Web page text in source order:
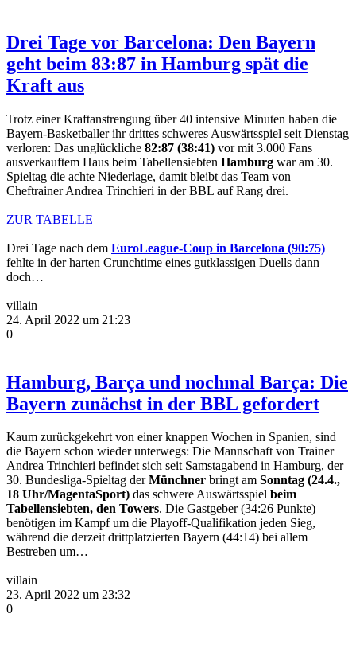
Drei Tage vor Barcelona: Den Bayern
geht beim 83:87 in Hamburg spät die
Kraft aus
Trotz einer Kraftanstrengung über 40 intensive Minuten haben die
Bayern-Basketballer ihr drittes schweres Auswärtsspiel seit Dienstag
verloren: Das unglückliche 82:87 (38:41) vor mit 3.000 Fans
ausverkauftem Haus beim Tabellensiebten Hamburg war am 30.
Spieltag die achte Niederlage, damit bleibt das Team von
Cheftrainer Andrea Trinchieri in der BBL auf Rang drei.
ZUR TABELLE
Drei Tage nach dem EuroLeague-Coup in Barcelona (90:75)
fehlte in der harten Crunchtime eines gutklassigen Duells dann
doch…
villain
24. April 2022 um 21:23
0
Hamburg, Barça und nochmal Barça: Die
Bayern zunächst in der BBL gefordert
Kaum zurückgekehrt von einer knappen Wochen in Spanien, sind
die Bayern schon wieder unterwegs: Die Mannschaft von Trainer
Andrea Trinchieri befindet sich seit Samstagabend in Hamburg, der
30. Bundesliga-Spieltag derMünchner bringt am Sonntag (24.4.,
18 Uhr/MagentaSport) das schwere Auswärtsspiel beim
Tabellensiebten, den Towers. Die Gastgeber (34:26 Punkte)
benötigen im Kampf um die Playoff-Qualifikation jeden Sieg,
während die derzeit drittplatzierten Bayern (44:14) bei allem
Bestreben um…
villain
23. April 2022 um 23:32
0